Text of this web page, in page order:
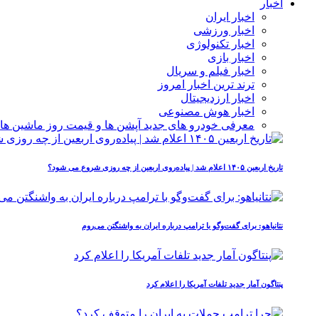
اخبار
اخبار ایران
اخبار ورزشی
اخبار تکنولوژی
اخبار بازی
اخبار فیلم و سریال
ترند ترین اخبار امروز
اخبار ارزدیجیتال
اخبار هوش مصنوعی
معرفی خودرو های جدید آپشن‌ ها و قیمت روز ماشین‌ ها
تاریخ اربعین ۱۴۰۵ اعلام شد | پیاده‌روی اربعین از چه روزی شروع می‌ شود؟
نتانیاهو: برای گفت‌وگو با ترامپ درباره ایران به واشنگتن می‌روم
پنتاگون آمار جدید تلفات آمریکا را اعلام کرد